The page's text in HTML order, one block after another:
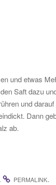
und etwas
Saft dazu
und
Dann
ab.
. PERMALINK.